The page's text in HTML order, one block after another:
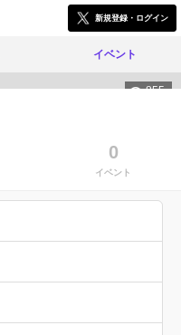
新規登録・ログイン
イベント
855
0
イベント